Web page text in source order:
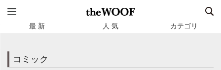
最 新 人 気 カテゴリ
コミック